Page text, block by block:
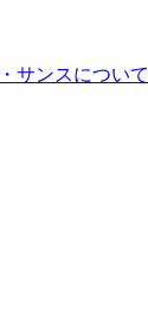
サンスについて